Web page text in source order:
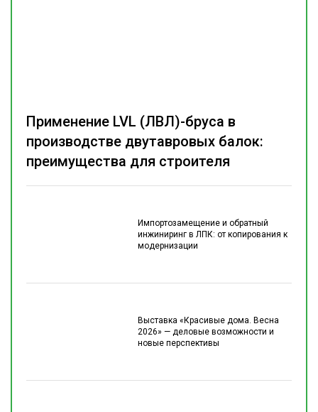
Импортозамещение и обратный
инжиниринг в ЛПК: от копирования к
модернизации
Выставка «Красивые дома. Весна
2026» — деловые возможности и
новые перспективы
Применение LVL (ЛВЛ)-бруса в
производстве двутавровых балок:
преимущества для строителя